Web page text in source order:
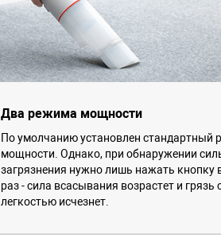
Два режима мощности
По умолчанию установлен стандартный
мощности. Однако, при обнаружении
загрязнения нужно лишь нажать кнопку
раз - сила всасывания возрастет и грязь
легкостью исчезнет.